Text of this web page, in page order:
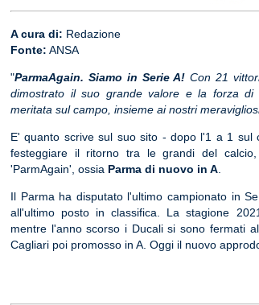
A cura di: Redazione
Fonte: ANSA
"ParmaAgain. Siamo in Serie A! Con 21
dimostrato il suo grande valore e la forza di
meritata sul campo, insieme ai nostri
E' quanto scrive sul suo sito - dopo l'1 a 1 sul
festeggiare il ritorno tra le grandi del
'ParmAgain', ossia Parma di nuovo in A
Il Parma ha disputato l'ultimo campionato in
all'ultimo posto in classifica. La stagione
mentre l'anno scorso i Ducali si sono fermati
Cagliari poi promosso in A. Oggi il nuovo